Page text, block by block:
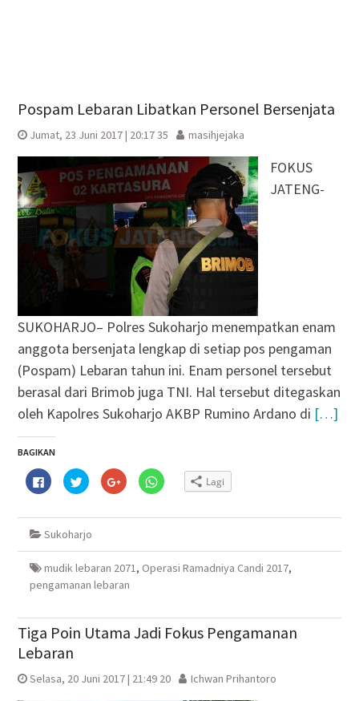
Pospam Lebaran Libatkan Personel Bersenjata
Jumat, 23 Juni 2017 | 20:17 35 masihjejaka
FOKUS
JATENG-
SUKOHARJO– Polres Sukoharjo menempatkan enam
anggota bersenjata lengkap di setiap pos pengaman
(Pospam) Lebaran tahun ini. Enam personel tersebut
berasal dari Brimob juga TNI. Hal tersebut ditegaskan
oleh Kapolres Sukoharjo AKBP Rumino Ardano di […]
BAGIKAN
Klik
untuk
membagikan
Facebook(Membuka
jendela
baru)
Klik
untuk
berbagi
Twitter(Membuka
jendela
baru)
Klik
untuk
berbagi
Google+
yang
baru)
Klik
untuk
WhatsApp(Membuka
baru)
Lagi
Sukoharjo
mudik lebaran 2071, Operasi Ramadniya Candi 2017,
pengamanan lebaran
Tiga Poin Utama Jadi Fokus Pengamanan
Lebaran
Selasa, 20 Juni 2017 | 21:49 20 Ichwan Prihantoro